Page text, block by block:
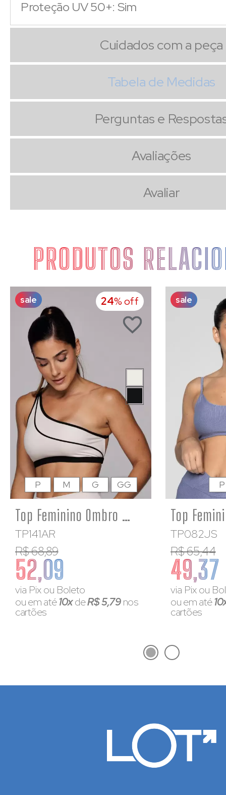
Proteção UV 50+: Sim
Cuidados com a peça
Tabela de Medidas
Perguntas e
Avaliações
Avaliar
PRODUTOS
sale 24% off
Top Feminino Ombro Só Poliamida Assimétrico Costas Abertas Flower
TP141AR
R$ 68,89
52,09
via Pix ou Boleto
ou em até10xdeR$ 5,79nos
cartões
P M G GG
sale
TP082JS
R$ 65,44
49,37
via Pix ou
ou em até
cartões
P